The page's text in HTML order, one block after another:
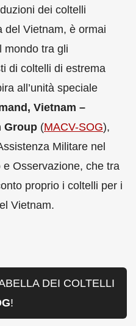
dei coltelli
del Vietnam, è ormai
mondo tra gli
di coltelli di estrema
all’unità speciale
Vietnam –
Group (MACV-SOG),
Militare nel
Osservazione, che tra
proprio i coltelli per i
Vietnam.
DEI COLTELLI
!